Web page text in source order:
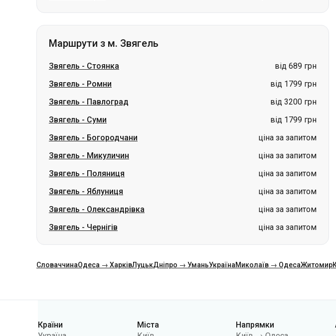
Звягель-Стоянка
від 689 грн
Звягель- Павлоград
Звягель-Суми
від 1799 грн
Звягель-Богородчани
ціна за запитом
Звягель-Микуличин
ціна за запитом
Звягель-Поляниця
ціна за запитом
Звягель-Яблуниця
ціна за запитом
Звягель-Олександрівка
ціна за запитом
Звягель-Чернігів ціна за запитом
СловаччинаОдеса → ХарківЛуцьк Миколаїв → ОдесаЖитомир
Категорії
Німеччина
Чехія
Дніпро
Львів
Варшава → Дніпро
Дніпро → Одеса